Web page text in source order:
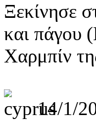
Ξεκίνησε
και πάγου
Χαρμπίν
14/1/